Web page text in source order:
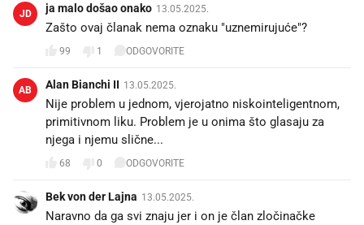
JD ja malo došao onako 13.05.2025.
Zašto ovaj članak nema oznaku "uznemirujuće"?
99 1 ODGOVORITE
AB Alan Bianchi II 13.05.2025.
Nije problem u jednom, vjerojatno niskointeligentnom,
primitivnom liku. Problem je u onima što glasaju za
njega i njemu slične...
68 0 ODGOVORITE
Bek von der Lajna 13.05.2025.
Naravno da ga svi znaju jer i on je član zločinačke